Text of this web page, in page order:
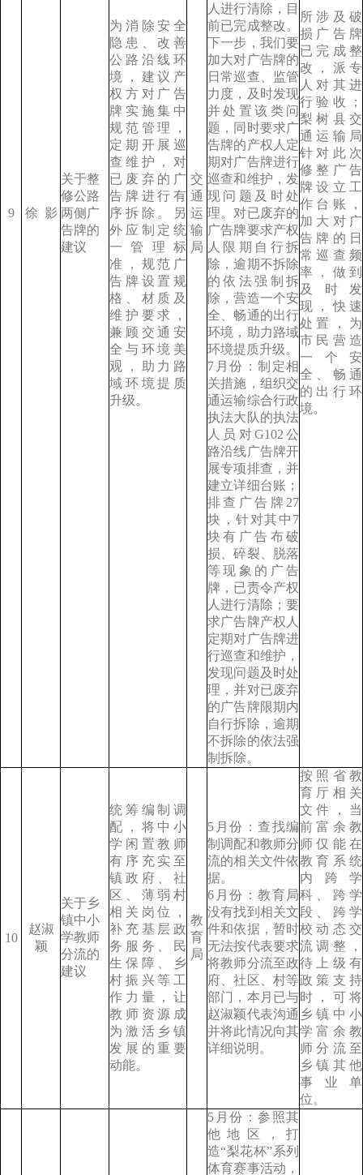
9 徐 影
关于整
修公路
两侧广
告牌的
建议
为消除安全
隐患、改善
公路沿线环
境，建议产
权方对广告
牌实施集中
规范管理，
定期开展巡
查维护，对
已废弃的广
告牌进行有
序拆除。另
外应制定统
一管理标
准，规范广
告牌设置规
格、材质及
维护要求，
兼顾交通安
全与环境美
观，助力路
域环境提质
升级。
交
通
运
输
局
人进行清除，目
前已完成整改。
下一步，我们要
加大对广告牌的
日常巡查、监管
力度，及时发现
并处置该类问
题，同时要求广
告牌的产权人定
期对广告牌进行
巡查和维护，发
现问题及时处
理。对已废弃的
广告牌要求产权
人限期自行拆
除，逾期不拆除
的依法强制拆
除，营造一个安
全、畅通的出行
环境，助力路域
环境提质升级。
7月份：制定相
关措施，组织交
通运输综合行政
执法大队的执法
人员对G102公
路沿线广告牌开
展专项排查，并
建立详细台账；
排查广告牌27
块，针对其中7
块有广告布破
损、碎裂、脱落
等现象的广告
牌，已责令产权
人进行清除；要
求广告牌产权人
定期对广告牌进
行巡查和维护，
发现问题及时处
理，并对已废弃
的广告牌限期内
自行拆除，逾期
不拆除的依法强
制拆除。
所涉及破
损广告牌
已完成整
改，派专
人对其进
行验收；
梨树县交
通运输局
针对此次
修整广告
牌设立工
作台账，
加大对广
告牌的日
常巡查频
率，做到
及时发
现，快速
处置，为
市民营造
一个安
全、畅通
的出行环
境。
10
赵淑
颖
关于乡
镇中小
学教师
分流的
建议
统筹编制调
配，将中小
学闲置教师
有序充实至
镇政府、社
区、薄弱村
相关岗位，
补充基层政
务服务、民
生保障、乡
村振兴等工
作力量，让
教师资源成
为激活乡镇
发展的重要
动能。
教
育
局
5月份：查找编
制调配和教师分
流的相关文件依
据。
6月份：教育局
没有找到相关文
件和依据，暂时
无法按代表要求
将教师分流至政
府、社区、村等
部门，本月已与
赵淑颖代表沟通
并将此情况向其
详细说明。
按照省教
育厅相关
文件，当
前富余教
师仅能在
教育系统
内跨学
科、跨学
段、跨学
校动态交
流调整，
待上级有
政策支持
时，可将
乡镇中小
学富余教
师分流至
乡镇其他
事业单
位。
5月份：参照其
他地区，打
造“梨花杯”系列
体育赛事活动，